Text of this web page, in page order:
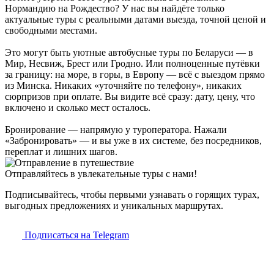
Нормандию на Рождество? У нас вы найдёте только
актуальные туры с реальными датами выезда, точной ценой и
свободными местами.
Это могут быть уютные автобусные туры по Беларуси — в
Мир, Несвиж, Брест или Гродно. Или полноценные путёвки
за границу: на море, в горы, в Европу — всё с выездом прямо
из Минска. Никаких «уточняйте по телефону», никаких
сюрпризов при оплате. Вы видите всё сразу: дату, цену, что
включено и сколько мест осталось.
Бронирование — напрямую у туроператора. Нажали
«Забронировать» — и вы уже в их системе, без посредников,
переплат и лишних шагов.
Отправляйтесь в увлекательные туры с нами!
Подписывайтесь, чтобы первыми узнавать о горящих турах,
выгодных предложениях и уникальных маршрутах.
Подписаться на Telegram